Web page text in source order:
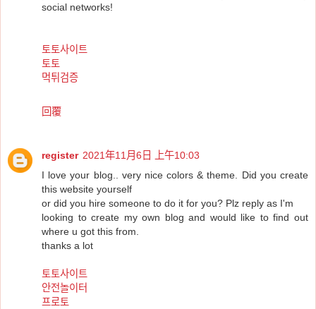
social networks!
토토사이트
토토
먹튀검증
回覆
register 2021年11月6日 上午10:03
I love your blog.. very nice colors & theme. Did you create
this website yourself
or did you hire someone to do it for you? Plz reply as I'm
looking to create my own blog and would like to find out
where u got this from.
thanks a lot
토토사이트
안전놀이터
프로토